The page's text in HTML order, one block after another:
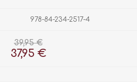
978-84-234-2517-4
39,95 €
37,95 €